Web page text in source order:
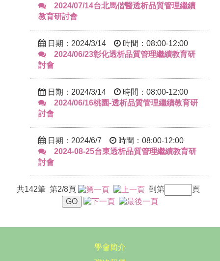
2024/07/14台北馬偕醫透析品質管理繼續
教育研討會
日期：2024/3/14
時間：08:00-12:00
2024/06/23彰化透析品質管理繼續教育研
討會
日期：2024/3/14
時間：08:00-12:00
2024/06/16桃園-透析品質管理繼續教育研
討會
日期：2024/6/7
時間：08:00-12:00
2024-08-25台東透析品質管理繼續教育研
討會
共142筆 第2/8頁 到第 頁
學會簡介